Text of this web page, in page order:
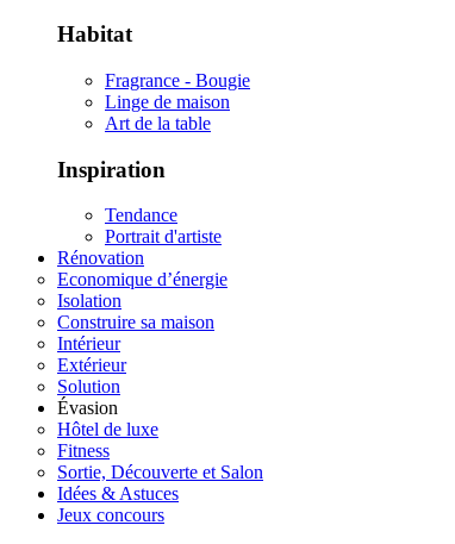
Habitat
Fragrance - Bougie
Linge de maison
Art de la table
Inspiration
Tendance
Portrait d'artiste
Rénovation
Economique d’énergie
Isolation
Construire sa maison
Intérieur
Extérieur
Solution
Évasion
Hôtel de luxe
Fitness
Sortie, Découverte et Salon
Idées & Astuces
Jeux concours